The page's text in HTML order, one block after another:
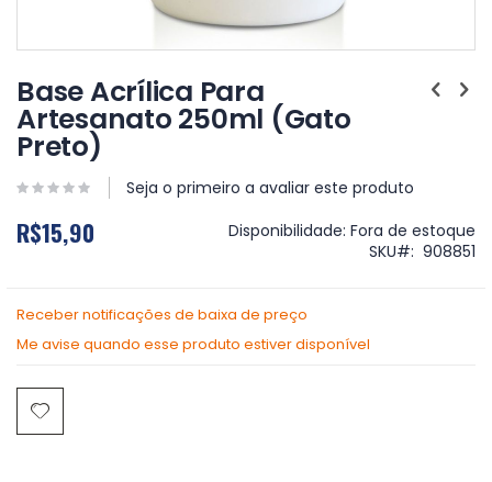
para
o
início
da
Galeria
de
imagens
Base Acrílica Para
Artesanato 250ml (Gato
Preto)
Seja o primeiro a avaliar este produto
R$15,90 Disponibilidade: Fora de estoque
SKU
908851
Receber notificações de baixa de preço
Me avise quando esse produto estiver disponível